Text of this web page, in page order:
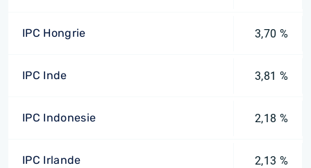
IPC Hongrie 3,70 %
IPC Inde 3,81 %
IPC Indonesie 2,18 %
IPC Irlande 2,13 %